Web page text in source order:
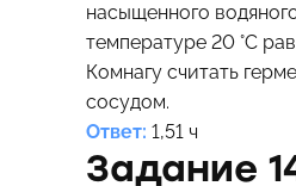
насыщенного
температуре 20 °С
Комнагу считать
сосудом.
Ответ: 1,51 ч
Задание